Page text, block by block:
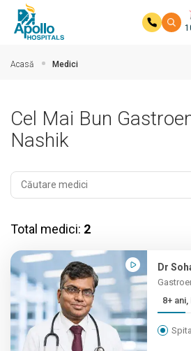
Acasă Medici
Cel Mai Bun
Nashik
Total medici: 2
Dr
8+